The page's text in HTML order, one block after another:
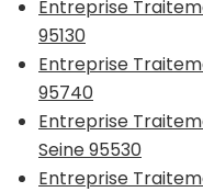
Entreprise
95130
Entreprise
95740
Entreprise
Seine 95530
Entreprise